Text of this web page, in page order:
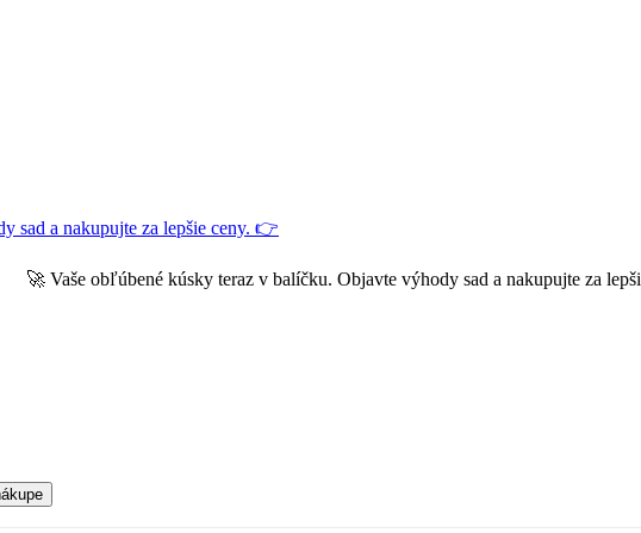
sad a nakupujte za lepšie ceny. 👉
🚀 Vaše obľúbené kúsky teraz v balíčku. Objavte výhody sad a nakupujte za